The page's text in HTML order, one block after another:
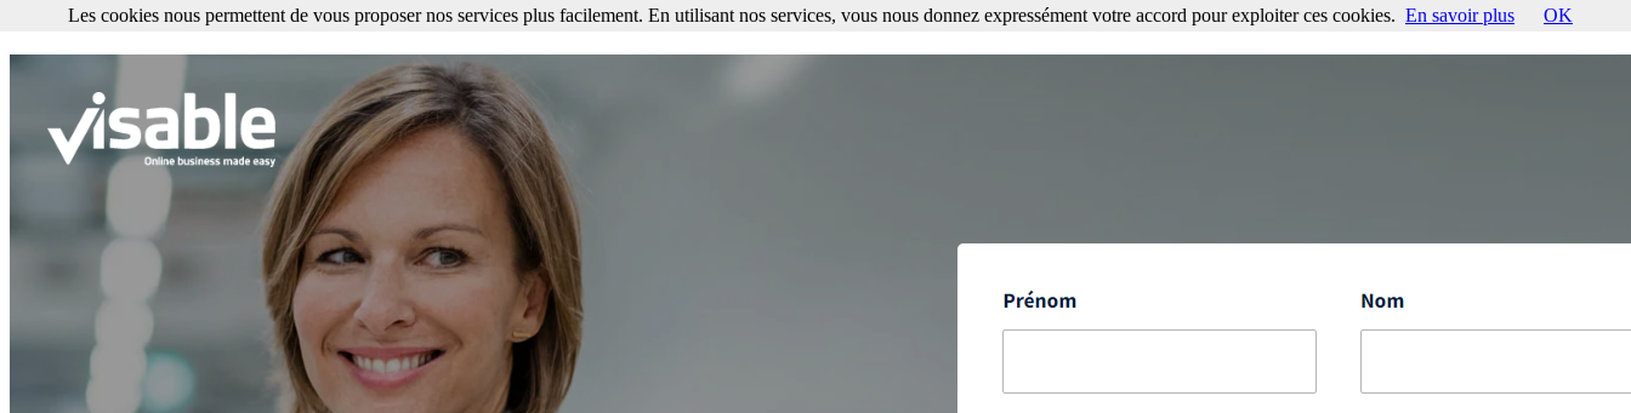
Les cookies nous permettent de vous proposer nos services plus facilement. En utilisant nos services, vous nous donnez expressément votre accord pour exploiter ces cookies.En savoir plus OK
Les cookies nous permettent de vous proposer nos services plus facilement. En utilisant nos services, vous nous donnez expressément votre accord pour exploiter ces cookies. En savoir plus OK